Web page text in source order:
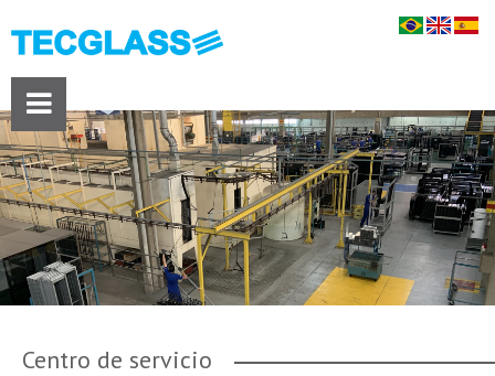
Centro de servicio